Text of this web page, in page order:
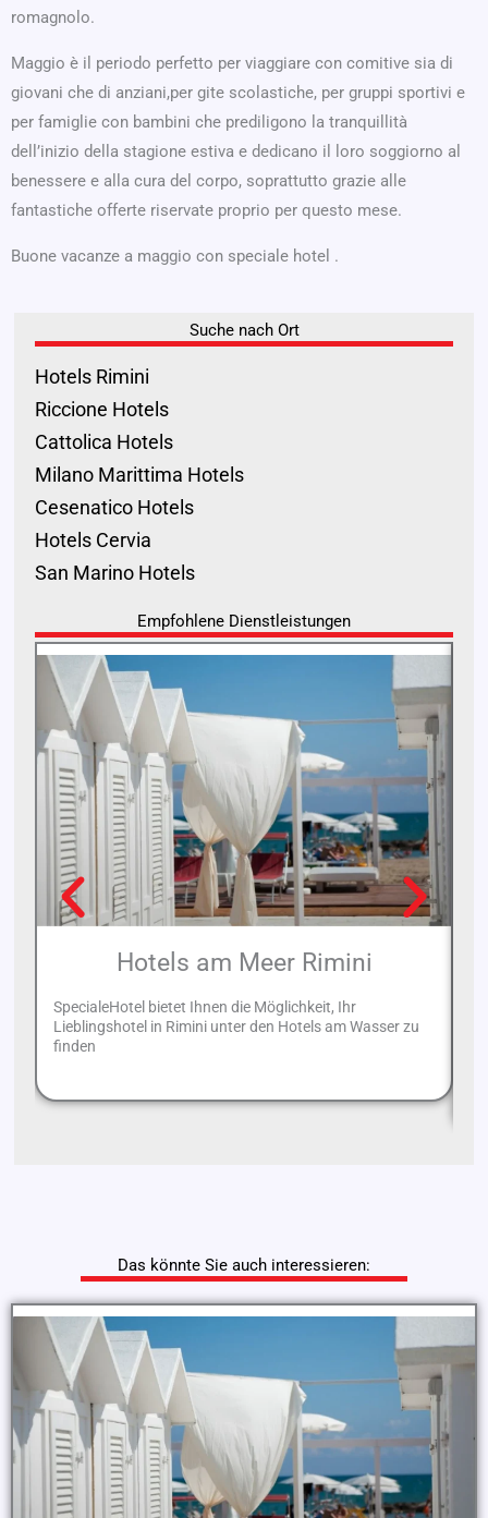
romagnolo.
Maggio è il periodo perfetto per viaggiare con comitive sia di
giovani che di anziani,per gite scolastiche, per gruppi sportivi e
per famiglie con bambini che prediligono la tranquillità
dell’inizio della stagione estiva e dedicano il loro soggiorno al
benessere e alla cura del corpo, soprattutto grazie alle
fantastiche offerte riservate proprio per questo mese.
Buone vacanze a maggio con speciale hotel .
Suche nach Ort
Hotels Rimini
Riccione Hotels
Cattolica Hotels
Milano Marittima Hotels
Cesenatico Hotels
Hotels Cervia
San Marino Hotels
Empfohlene Dienstleistungen
Hotels am Meer Rimini
SpecialeHotel bietet Ihnen die Möglichkeit, Ihr
Lieblingshotel in Rimini unter den Hotels am Wasser zu
finden
Das könnte Sie auch interessieren: